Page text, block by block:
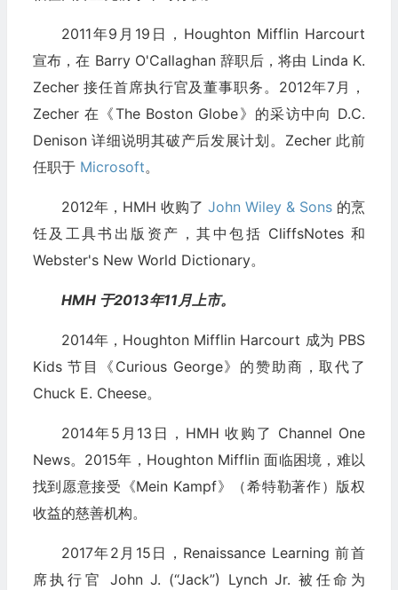
2011年9月19日，Houghton Mifflin Harcourt
宣布，在 Barry O'Callaghan 辞职后，将由 Linda K.
Zecher 接任首席执行官及董事职务。2012年7月，
Zecher 在《The Boston Globe》的采访中向 D.C.
Denison 详细说明其破产后发展计划。Zecher 此前
任职于 Microsoft。
2012年，HMH 收购了 John Wiley & Sons的烹
饪及工具书出版资产，其中包括 CliffsNotes 和
Webster's New World Dictionary。
HMH 于2013年11月上市。
2014年，Houghton Mifflin Harcourt 成为 PBS
Kids 节目《Curious George》的赞助商，取代了
Chuck E. Cheese。
2014年5月13日，HMH 收购了 Channel One
News。2015年，Houghton Mifflin 面临困境，难以
找到愿意接受《Mein Kampf》（希特勒著作）版权
收益的慈善机构。
2017年2月15日，Renaissance Learning 前首
席执行官 John J. (“Jack”) Lynch Jr. 被任命为